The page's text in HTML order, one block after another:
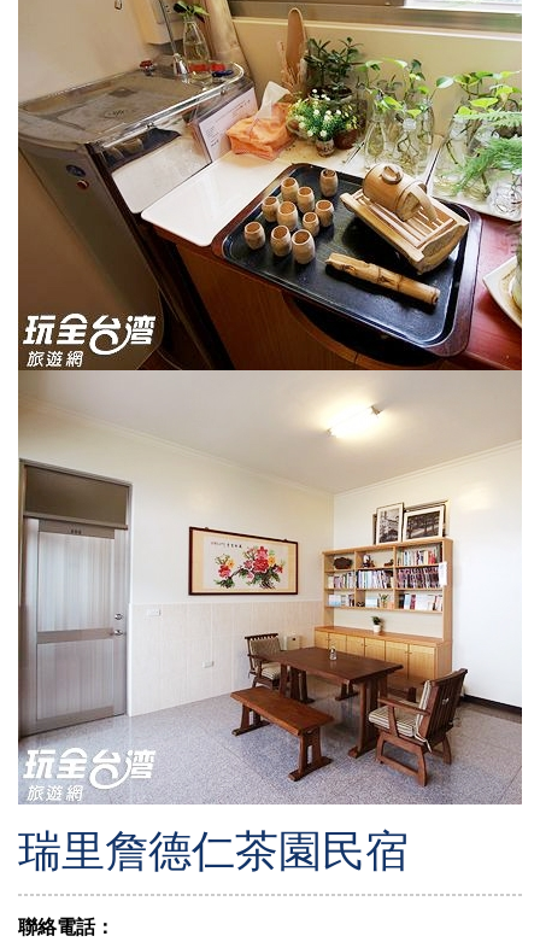
瑞里詹德仁茶園民宿
聯絡電話：